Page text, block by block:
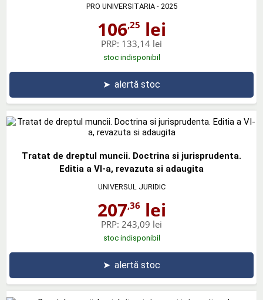
PRO UNIVERSITARIA- 2025
106,25 lei
PRP: 133,14 lei
stoc indisponibil
➤ alertă stoc
Tratat de dreptul muncii. Doctrina si jurisprudenta.
Editia a VI-a, revazuta si adaugita
UNIVERSUL JURIDIC
207,36 lei
PRP: 243,09 lei
stoc indisponibil
➤ alertă stoc